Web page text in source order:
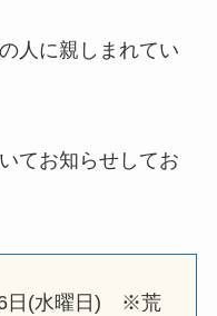
人に親しまれてい
てお知らせしてお
日(水曜日) ※荒